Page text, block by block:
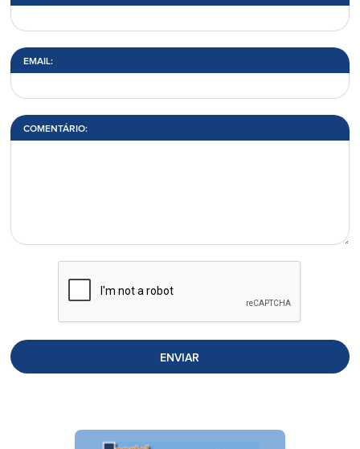
EMAIL:
COMENTÁRIO:
ENVIAR